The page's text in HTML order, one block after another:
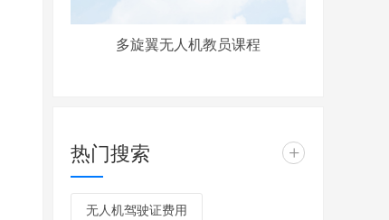
多旋翼无人机教员课程
热门搜索 +
无人机驾驶证费用